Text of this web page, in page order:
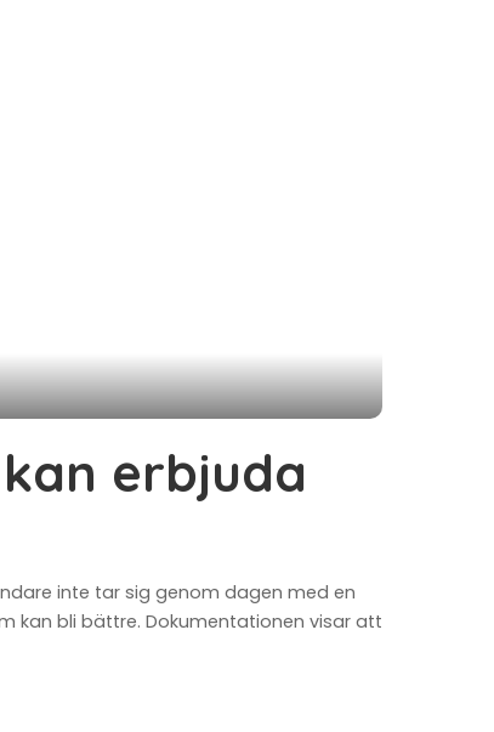
erbjuda
inte tar sig genom dagen med en
kan bli bättre. Dokumentationen visar att